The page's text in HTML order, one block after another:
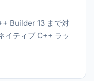
Builder 13 まで対
イティブ C++ ラッ